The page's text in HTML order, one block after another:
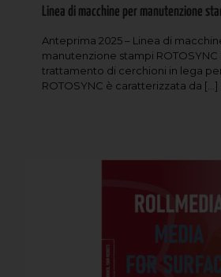
Linea di macchine per manutenzione
Anteprima 2025 – Linea di
manutenzione stampi ROTOSYNC
trattamento di cerchioni in lega
ROTOSYNC è caratterizzata da […]